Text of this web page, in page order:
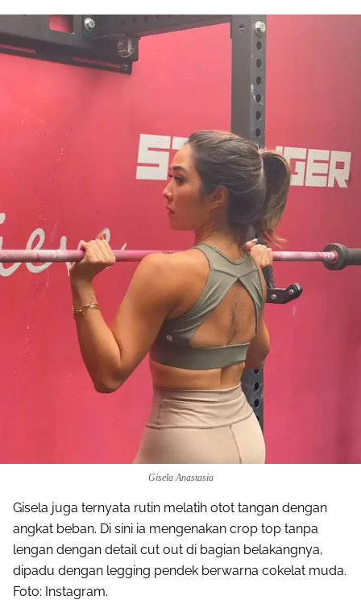
Gisela Anastasia
Gisela juga ternyata rutin melatih otot tangan dengan
angkat beban. Di sini ia mengenakan crop top tanpa
lengan dengan detail cut out di bagian belakangnya,
dipadu dengan legging pendek berwarna cokelat muda.
Foto: Instagram.